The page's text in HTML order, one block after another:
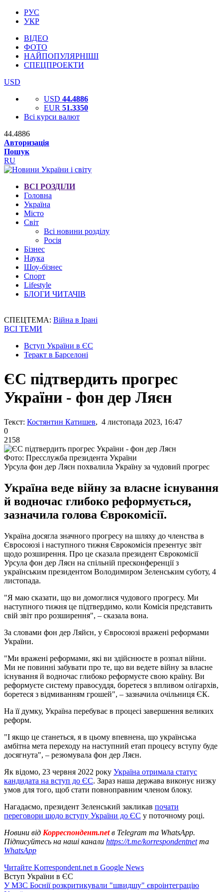
РУС
УКР
ВІДЕО
ФОТО
НАЙПОПУЛЯРНІШІ
СПЕЦПРОЕКТИ
USD
USD 44.4886
EUR 51.3350
Всі курси валют
44.4886
Авторизація
Пошук
RU
ВСІ РОЗДІЛИ
Головна
Україна
Місто
Світ
Всі новини розділу
Росія
Бізнес
Наука
Шоу-бізнес
Спорт
Lifestyle
БЛОГИ ЧИТАЧІВ
СПЕЦТЕМА: Війна в Ірані
ВСІ ТЕМИ
Вступ України в ЄС
Теракт в Барселоні
ЄС підтвердить прогрес
України - фон дер Ляєн
Текст: Костянтин Катишев, 4 листопада 2023, 16:47
0
2158
Фото: Пресслужба президента України
Урсула фон дер Ляєн похвалила Україну за чудовий прогрес
Україна веде війну за власне існування
й водночас глибоко реформується,
зазначила голова Єврокомісії.
Україна досягла значного прогресу на шляху до членства в
Євросоюзі і наступного тижня Єврокомісія презентує звіт
щодо розширення. Про це сказала президент Єврокомісії
Урсула фон дер Ляєн на спільній пресконференції з
українським президентом Володимиром Зеленським суботу, 4
листопада.
"Я маю сказати, що ви домоглися чудового прогресу. Ми
наступного тижня це підтвердимо, коли Комісія представить
свій звіт про розширення", – сказала вона.
За словами фон дер Ляйєн, у Євросоюзі вражені реформами
України.
"Ми вражені реформами, які ви здійснюєте в розпал війни.
Ми не повинні забувати про те, що ви ведете війну за власне
існування й водночас глибоко реформуєте свою країну. Ви
реформуєте систему правосуддя, боретеся з впливом олігархів,
боретеся з відмиванням грошей", – зазначила очільниця ЄК.
На її думку, Україна перебуває в процесі завершення великих
реформ.
"І якщо це станеться, я в цьому впевнена, що українська
амбітна мета переходу на наступний етап процесу вступу буде
досягнута", – резюмувала фон дер Ляєн.
Як відомо, 23 червня 2022 року Україна отримала статус
кандидата на вступ до ЄС. Зараз наша держава виконує низку
умов для того, щоб стати повноправним членом блоку.
Нагадаємо, президент Зеленський закликав почати
переговори щодо вступу України до ЄС у поточному році.
Новини від Корреспондент.netв Telegram та WhatsApp.
Підписуйтесь на наші канали https://t.me/korrespondentnetта
WhatsApp
Читайте Korrespondent.net в Google News
Вступ України в ЄС
У МЗС Боснії розкритикували "швидшу" євроінтеграцію